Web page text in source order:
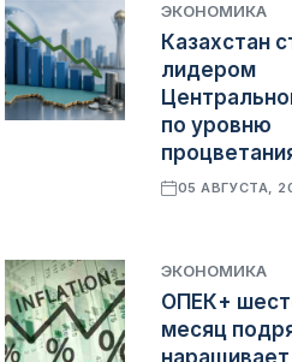
ЭКОНОМИКА
Казахстан
лидером
по уровню
05 АВГУСТА,
ЭКОНОМИКА
ОПЕК+
месяц
наращивает